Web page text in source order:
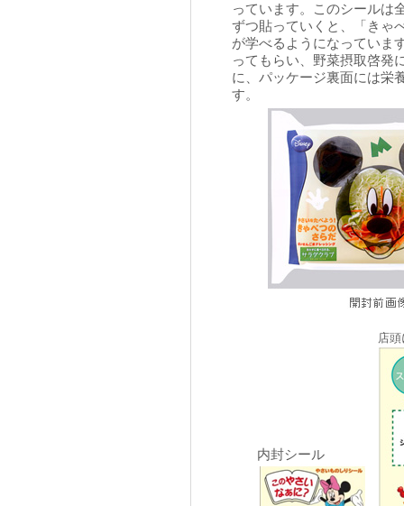
っています。このシールは
ずつ貼っていくと、「きゃ
が学べるようになっていま
ってもらい、野菜摂取啓発
に、パッケージ裏面には栄
す。
内封シール
店